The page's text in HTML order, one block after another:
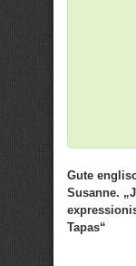
Gute
Susanne.
Tapas“